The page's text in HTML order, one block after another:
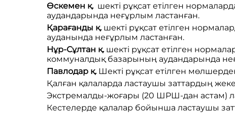
Өскемен қ. шекті рұқсат етілген
аудандарында неғұрлым ластанған.
Қарағанды қ. шекті рұқсат етілген
ауданында неғұрлым ластанған.
Нұр-Сұлтан қ. шекті рұқсат етілген
коммуналдық базарының аудандарында
Павлодар қ.Шекті рұқсат етілген
Қалған қалаларда ластаушы заттардың
Экстремалды-жоғары (20 ШРШ-дан астам)
Кестелерде қалалар бойынша ластаушы